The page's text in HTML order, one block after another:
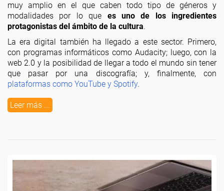
muy amplio en el que caben todo tipo de géneros y
modalidades por lo que es uno de los ingredientes
protagonistas del ámbito de la cultura.
La era digital también ha llegado a este sector. Primero,
con programas informáticos como Audacity; luego, con la
web 2.0 y la posibilidad de llegar a todo el mundo sin tener
que pasar por una discografía; y, finalmente, con
plataformas como YouTube y Spotify.
Leer más ...